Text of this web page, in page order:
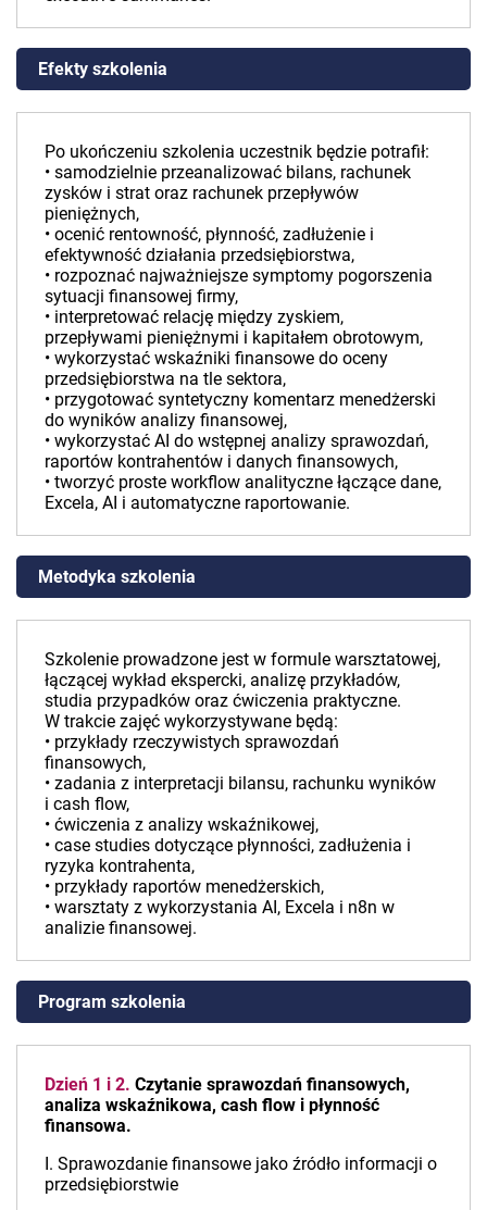
Efekty szkolenia
Po ukończeniu szkolenia uczestnik będzie potrafił:
• samodzielnie przeanalizować bilans, rachunek
zysków i strat oraz rachunek przepływów
pieniężnych,
• ocenić rentowność, płynność, zadłużenie i
efektywność działania przedsiębiorstwa,
• rozpoznać najważniejsze symptomy pogorszenia
sytuacji finansowej firmy,
• interpretować relację między zyskiem,
przepływami pieniężnymi i kapitałem obrotowym,
• wykorzystać wskaźniki finansowe do oceny
przedsiębiorstwa na tle sektora,
• przygotować syntetyczny komentarz menedżerski
do wyników analizy finansowej,
• wykorzystać AI do wstępnej analizy sprawozdań,
raportów kontrahentów i danych finansowych,
• tworzyć proste workflow analityczne łączące dane,
Excela, AI i automatyczne raportowanie.
Metodyka szkolenia
Szkolenie prowadzone jest w formule warsztatowej,
łączącej wykład ekspercki, analizę przykładów,
studia przypadków oraz ćwiczenia praktyczne.
W trakcie zajęć wykorzystywane będą:
• przykłady rzeczywistych sprawozdań
finansowych,
• zadania z interpretacji bilansu, rachunku wyników
i cash flow,
• ćwiczenia z analizy wskaźnikowej,
• case studies dotyczące płynności, zadłużenia i
ryzyka kontrahenta,
• przykłady raportów menedżerskich,
• warsztaty z wykorzystania AI, Excela i n8n w
analizie finansowej.
Program szkolenia
Dzień 1 i 2. Czytanie sprawozdań finansowych,
analiza wskaźnikowa, cash flow i płynność
finansowa.
I. Sprawozdanie finansowe jako źródło informacji o
przedsiębiorstwie